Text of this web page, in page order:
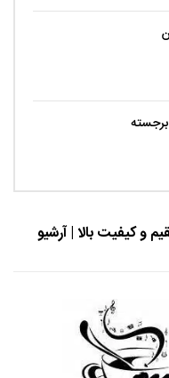
و کیفیت بالا | آرشیو